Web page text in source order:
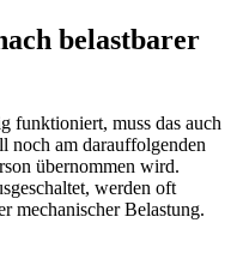
belastbarer
funktioniert, muss das auch
noch am darauffolgenden
übernommen wird.
werden oft
mechanischer Belastung.